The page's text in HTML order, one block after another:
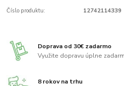
Číslo produktu: 12742114339
Doprava od 30€ zadarmo
Využite dopravu úplne
8 rokov na trhu